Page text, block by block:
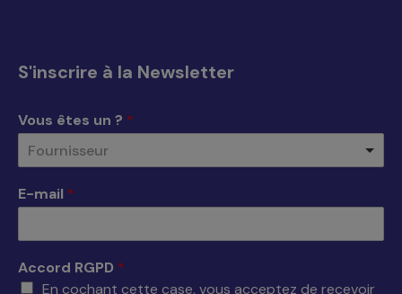
dans
nouvelle
fenêtre
dans
nouvelle
fenêtre
dans
nouvelle
fenêtre
dans
nouvelle
S'inscrire à la Newsletter
Vous êtes un ? *
Fournisseur
E-mail *
Accord RGPD *
En cochant cette case, vous acceptez de recevoir